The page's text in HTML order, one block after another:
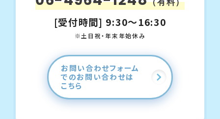
[受付時間] 9:30～16:30
※土日祝・年末年始休み
お問い合わせフォーム
でのお問い合わせは
こちら